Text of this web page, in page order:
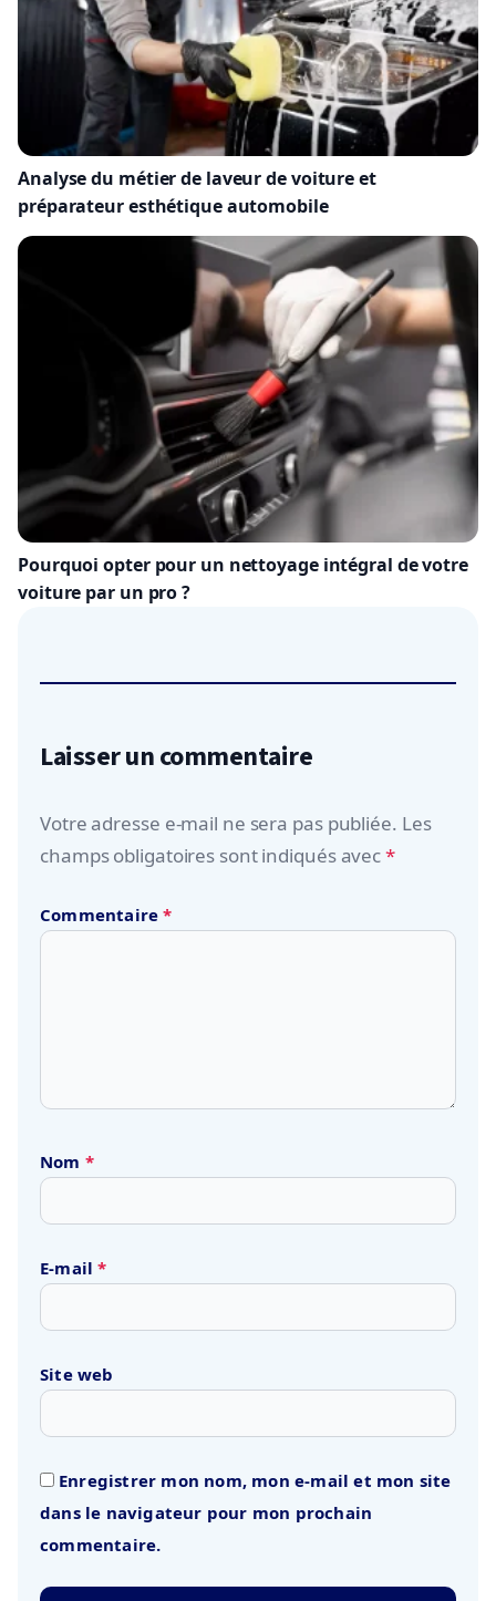
Analyse du métier de laveur de voiture et
préparateur esthétique automobile
Pourquoi opter pour un nettoyage intégral de votre
voiture par un pro ?
Laisser un commentaire
Votre adresse e-mail ne sera pas publiée. Les
champs obligatoires sont indiqués avec*
Commentaire*
Nom *
E-mail*
Site web
Enregistrer mon nom, mon e-mail et mon site
dans le navigateur pour mon prochain
commentaire.